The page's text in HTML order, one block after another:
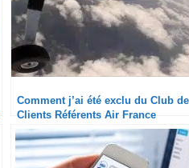
Comment j’ai été exclu du Club
Clients Référents Air France